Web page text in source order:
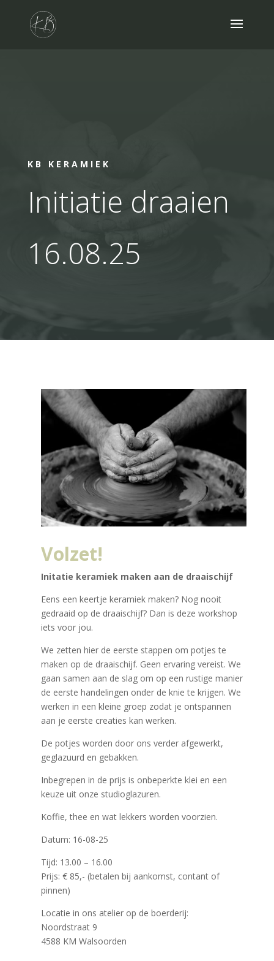
KB KERAMIEK
Initiatie draaien
16.08.25
Volzet!
Initatie keramiek maken aan de draaischijf
Eens een keertje keramiek maken? Nog nooit
gedraaid op de draaischijf? Dan is deze workshop
iets voor jou.
We zetten hier de eerste stappen om potjes te
maken op de draaischijf. Geen ervaring vereist. We
gaan samen aan de slag om op een rustige manier
de eerste handelingen onder de knie te krijgen. We
werken in een kleine groep zodat je ontspannen
aan je eerste creaties kan werken.
De potjes worden door ons verder afgewerkt,
geglazuurd en gebakken.
Inbegrepen in de prijs is onbeperkte klei en een
keuze uit onze studioglazuren.
Koffie, thee en wat lekkers worden voorzien.
Datum: 16-08-25
Tijd: 13.00 – 16.00
Prijs: € 85,- (betalen bij aankomst, contant of
pinnen)
Locatie in ons atelier op de boerderij:
Noordstraat 9
4588 KM Walsoorden